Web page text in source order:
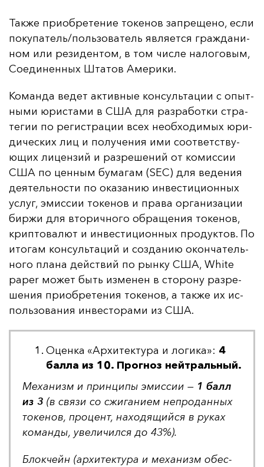
Так­же при­об­ре­те­ние то­ке­нов зап­ре­ще­но, ес­ли
по­ку­па­тель/поль­зо­ва­тель яв­ля­ет­ся граж­да­ни­
ном или ре­зи­ден­том, в том чис­ле на­ло­го­вым,
Со­еди­нен­ных Шта­тов Аме­ри­ки.
Ко­ман­да ве­дет ак­тив­ные кон­суль­та­ции с опыт­
ны­ми юрис­та­ми в США для раз­ра­бот­ки стра­
те­гии по ре­гис­тра­ции всех не­об­хо­ди­мых юри­
ди­чес­ких лиц и по­лу­че­ния ими со­от­ветс­тву­
ющих ли­цен­зий и раз­ре­ше­ний от ко­мис­сии
США по цен­ным бу­ма­гам (SEC) для ве­де­ния
де­ятель­нос­ти по ока­за­нию ин­вес­ти­ци­он­ных
ус­луг, эмис­сии то­ке­нов и пра­ва ор­га­ни­за­ции
бир­жи для вто­рич­но­го об­ра­ще­ния то­ке­нов,
крип­то­ва­лют и ин­вес­ти­ци­он­ных про­дук­тов. По
ито­гам кон­суль­та­ций и соз­да­нию окон­ча­тель­
но­го пла­на дей­ствий по рын­ку США, White
paper мо­жет быть из­ме­нен в сто­ро­ну раз­ре­
ше­ния при­об­ре­те­ния то­ке­нов, а так­же их ис­
поль­зо­ва­ния ин­вес­то­ра­ми из США.
Оценка «Архитектура и логика»: 4
балла из 10. Прогноз нейтральный.
Ме­ха­низм и прин­ци­пы эмис­сии — 1 балл
из 3 (в свя­зи со сжи­га­ни­ем неп­ро­дан­ных
то­ке­нов, про­цент, на­хо­дя­щий­ся в ру­ках
ко­ман­ды, уве­ли­чил­ся до 43%).
Блок­чейн (ар­хи­тек­ту­ра и ме­ха­низм обес­